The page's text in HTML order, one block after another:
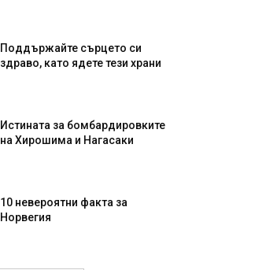
Поддържайте сърцето си
здраво, като ядете тези храни
Истината за бомбардировките
на Хирошима и Нагасаки
10 невероятни факта за
Норвегия